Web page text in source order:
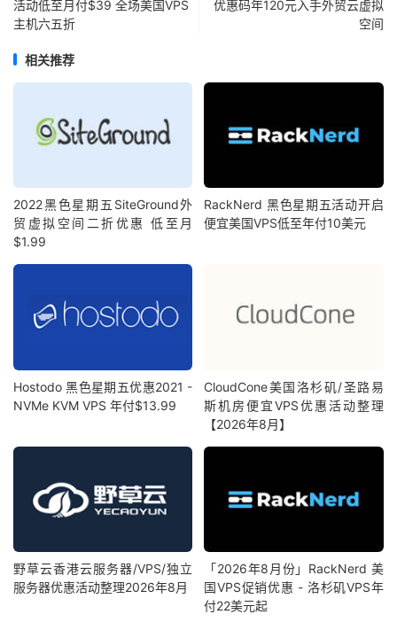
活动低至月付$39 全场美国VPS
主机六五折
优惠码年120元入手外贸云虚拟
空间
相关推荐
2022黑色星期五SiteGround外
贸虚拟空间二折优惠 低至月
$1.99
RackNerd 黑色星期五活动开启
便宜美国VPS低至年付10美元
Hostodo 黑色星期五优惠2021 -
NVMe KVM VPS 年付​$13.99
CloudCone美国洛杉矶/圣路易
斯机房便宜VPS优惠活动整理
【2026年8月】
野草云香港云服务器/VPS/独立
服务器优惠活动整理2026年8月
「2026年8月份」RackNerd 美
国VPS促销优惠 - 洛杉矶VPS年
付22美元起